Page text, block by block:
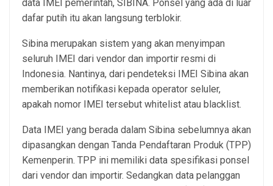
data IMEI pemerintah, SIBINA. Ponsel yang ada di luar
dafar putih itu akan langsung terblokir.
Sibina merupakan sistem yang akan menyimpan
seluruh IMEI dari vendor dan importir resmi di
Indonesia. Nantinya, dari pendeteksi IMEI Sibina akan
memberikan notifikasi kepada operator seluler,
apakah nomor IMEI tersebut whitelist atau blacklist.
Data IMEI yang berada dalam Sibina sebelumnya akan
dipasangkan dengan Tanda Pendaftaran Produk (TPP)
Kemenperin. TPP ini memiliki data spesifikasi ponsel
dari vendor dan importir. Sedangkan data pelanggan